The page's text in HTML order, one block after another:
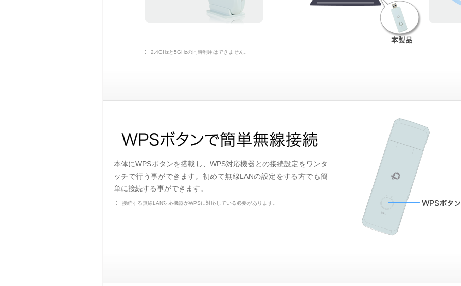
2.4GHzと5GHzの同時利用はできません。
本体にWPSボタンを搭載し、WPS対応機器との接続設定をワンタ
ッチで行う事ができます。初めて無線LANの設定をする方でも簡
単に接続する事ができます。
接続する無線LAN対応機器がWPSに対応している必要があります。